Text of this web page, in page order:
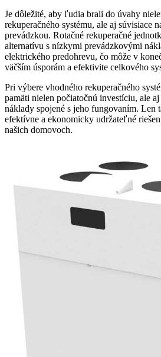
Je dôležité, aby ľudia brali do úvahy
rekuperačného systému, ale aj súvisiace
prevádzkou. Rotačné rekuperačné
alternatívu s nízkymi prevádzkovými
elektrického predohrevu, čo môže v
väčším úsporám a efektivite celkového
Pri výbere vhodného rekuperačného
pamäti nielen počiatočnú investíciu, ale
náklady spojené s jeho fungovaním. Len
efektívne a ekonomicky udržateľné
našich domovoch.